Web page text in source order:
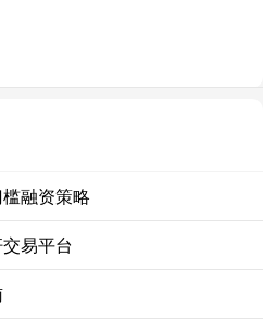
融资策略
易平台